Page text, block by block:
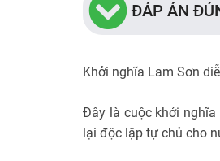
ĐÁP ÁN
Khởi nghĩa Lam Sơn
Đây là cuộc khởi
lại độc lập tự chủ cho